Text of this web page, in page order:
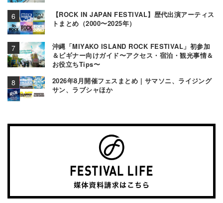
【ROCK IN JAPAN FESTIVAL】歴代出演アーティス
トまとめ（2000〜2025年）
沖縄「MIYAKO ISLAND ROCK FESTIVAL」初参加
＆ビギナー向けガイド〜アクセス・宿泊・観光事情＆
お役立ちTips〜
2026年8月開催フェスまとめ | サマソニ、ライジング
サン、ラブシャほか